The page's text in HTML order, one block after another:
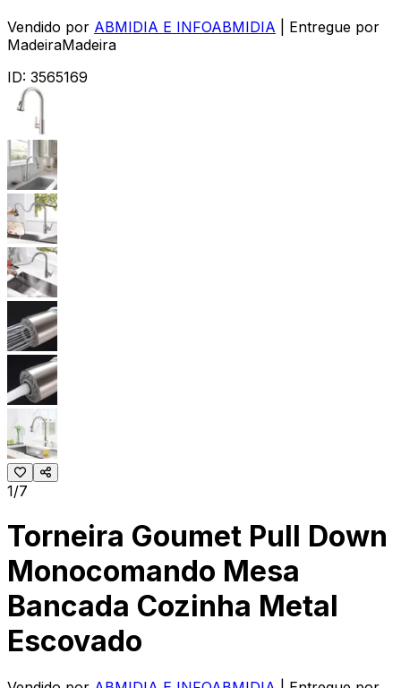
Vendido por ABMIDIA E INFOABMIDIA
| Entregue por
MadeiraMadeira
ID: 3565169
1/7
Torneira Goumet Pull Down
Monocomando Mesa
Bancada Cozinha Metal
Escovado